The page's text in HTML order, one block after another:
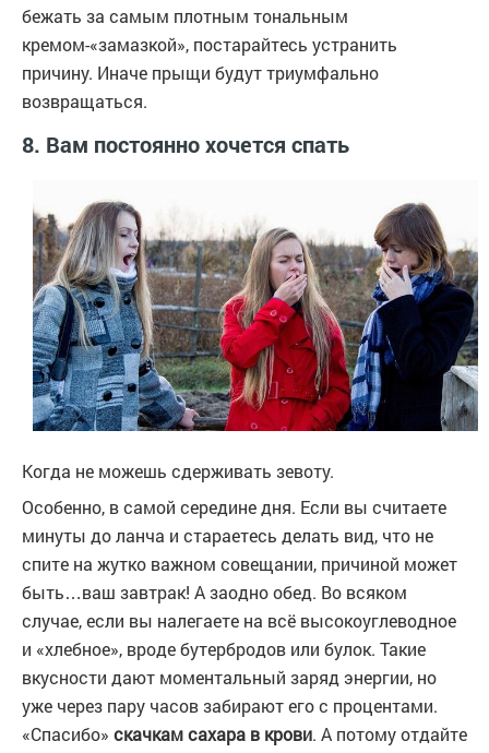
бежать за самым плотным тональным
кремом-«замазкой», постарайтесь устранить
причину. Иначе прыщи будут триумфально
возвращаться.
8. Вам постоянно хочется спать
Когда не можешь сдерживать зевоту.
Особенно, в самой середине дня. Если вы считаете
минуты до ланча и стараетесь делать вид, что не
спите на жутко важном совещании, причиной может
быть…ваш завтрак! А заодно обед. Во всяком
случае, если вы налегаете на всё высокоуглеводное
и «хлебное», вроде бутербродов или булок. Такие
вкусности дают моментальный заряд энергии, но
уже через пару часов забирают его с процентами.
«Спасибо» скачкам сахара в крови. А потому отдайте